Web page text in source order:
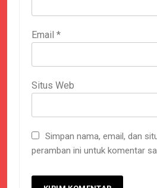
Email *
Situs Web
Simpan nama, email, dan
peramban ini untuk komentar